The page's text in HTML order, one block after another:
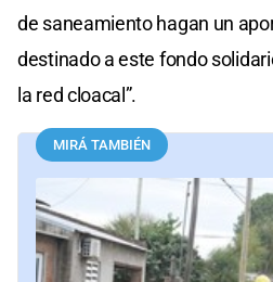
de saneamiento hagan un
destinado a este fondo
la red cloacal”.
MIRÁ TAMBIÉN